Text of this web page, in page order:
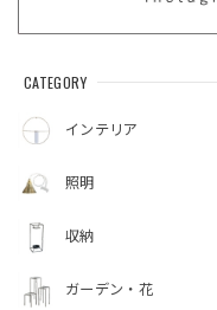
CATEGORY
インテリア
照明
収納
ガーデン・花